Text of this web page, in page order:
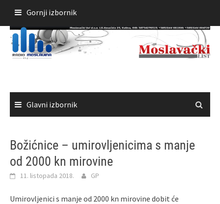
sadržaja
Gornji izbornik
Glavni izbornik
Božićnice – umirovljenicima s manje
od 2000 kn mirovine
11. listopada 2018. GP
Umirovljenici s manje od 2000 kn mirovine dobit će